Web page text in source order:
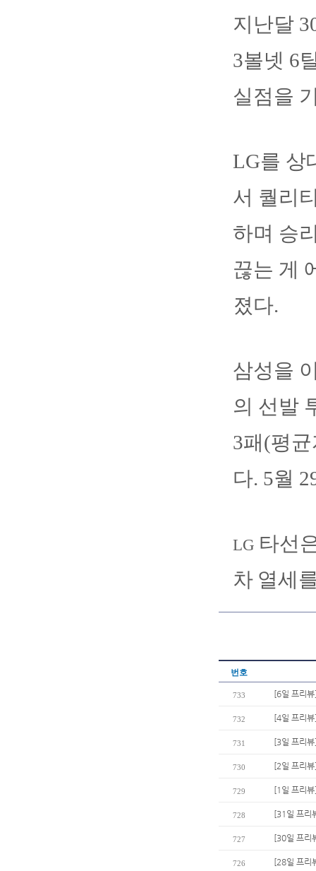
지난달
3볼넷 6
실점을
LG를 상
서 퀄리
하며 승
끊는 게
졌다.
삼성을
의 선발
3패(평
다. 5월
LG 타선
차 열세
번호
733 [6일 프리
732 [4일 프리
731 [3일 프리
730 [2일 프리
729 [1일 프리
728 [31일 프리
727 [30일 프리
726 [28일 프리